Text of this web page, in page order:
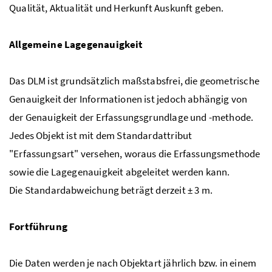
Qualität, Aktualität und Herkunft Auskunft geben.
Allgemeine Lagegenauigkeit
Das DLM ist grundsätzlich maßstabsfrei, die geometrische
Genauigkeit der Informationen ist jedoch abhängig von
der Genauigkeit der Erfassungsgrundlage und -methode.
Jedes Objekt ist mit dem Standardattribut
"Erfassungsart" versehen, woraus die Erfassungsmethode
sowie die Lagegenauigkeit abgeleitet werden kann.
Die Standardabweichung beträgt derzeit ± 3 m.
Fortführung
Die Daten werden je nach Objektart jährlich bzw. in einem